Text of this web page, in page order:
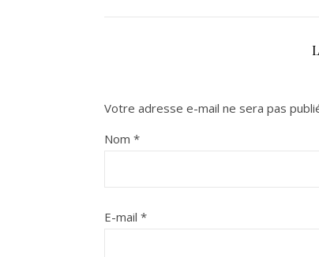
Votre adresse e-mail ne sera pas
Nom *
E-mail *